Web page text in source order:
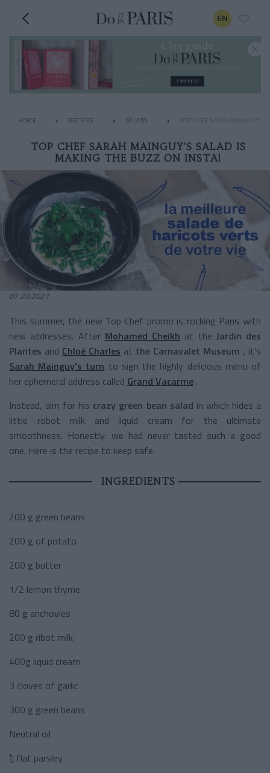
EN
HOME RECIPES SALADS TOP CHEF SARAH MAINGUY'S
TOP CHEF SARAH MAINGUY'S SALAD IS
MAKING THE BUZZ ON INSTA!
07.20.2021
This summer, the new Top Chef promo is rocking Paris with
new addresses. After Mohamed Cheikh at the Jardin des
Plantes and Chloé Charles at the Carnavalet Museum , it's
Sarah Mainguy's turn to sign the highly delicious menu of
her ephemeral address called Grand Vacarme .
Instead, aim for his crazy green bean salad in which hides a
little robot milk and liquid cream for the ultimate
smoothness. Honestly: we had never tasted such a good
one. Here is the recipe to keep safe.
INGREDIENTS
200 g green beans
200 g of potato
200 g butter
1/2 lemon thyme
80 g anchovies
200 g ribot milk
400g liquid cream
3 cloves of garlic
300 g green beans
Neutral oil
½ flat parsley